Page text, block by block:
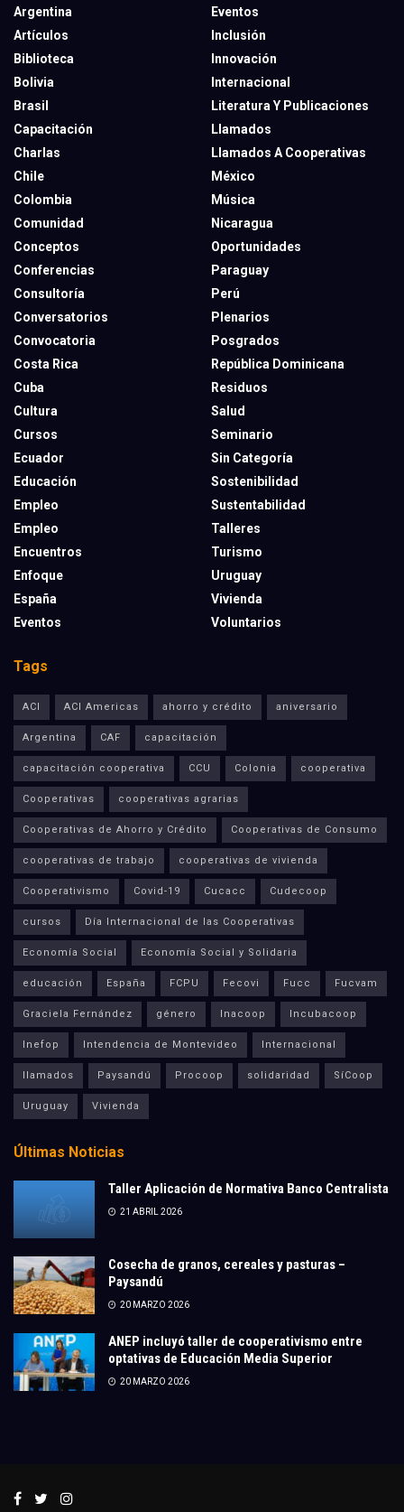
Argentina
Artículos
Biblioteca
Bolivia
Brasil
Capacitación
Charlas
Chile
Colombia
Comunidad
Conceptos
Conferencias
Consultoría
Conversatorios
Convocatoria
Costa Rica
Cuba
Cultura
Cursos
Ecuador
Educación
Empleo
Empleo
Encuentros
Enfoque
España
Eventos
Eventos
Inclusión
Innovación
Internacional
Literatura Y Publicaciones
Llamados
Llamados A Cooperativas
México
Música
Nicaragua
Oportunidades
Paraguay
Perú
Plenarios
Posgrados
República Dominicana
Residuos
Salud
Seminario
Sin Categoría
Sostenibilidad
Sustentabilidad
Talleres
Turismo
Uruguay
Vivienda
Voluntarios
Tags
ACI ACI Americas ahorro y crédito aniversario
Argentina CAF capacitación
capacitación cooperativa CCU Colonia cooperativa
Cooperativas cooperativas agrarias
Cooperativas de Ahorro y Crédito Cooperativas de Consumo
cooperativas de trabajo cooperativas de vivienda
Cooperativismo Covid-19 Cucacc Cudecoop
cursos Día Internacional de las Cooperativas
Economía Social Economía Social y Solidaria
educación España FCPU Fecovi Fucc Fucvam
Graciela Fernández género Inacoop Incubacoop
Inefop Intendencia de Montevideo Internacional
llamados Paysandú Procoop solidaridad SíCoop
Uruguay Vivienda
Últimas Noticias
Taller Aplicación de Normativa Banco Centralista
21 ABRIL 2026
Cosecha de granos, cereales y pasturas –
Paysandú
20 MARZO 2026
ANEP incluyó taller de cooperativismo entre
optativas de Educación Media Superior
20 MARZO 2026